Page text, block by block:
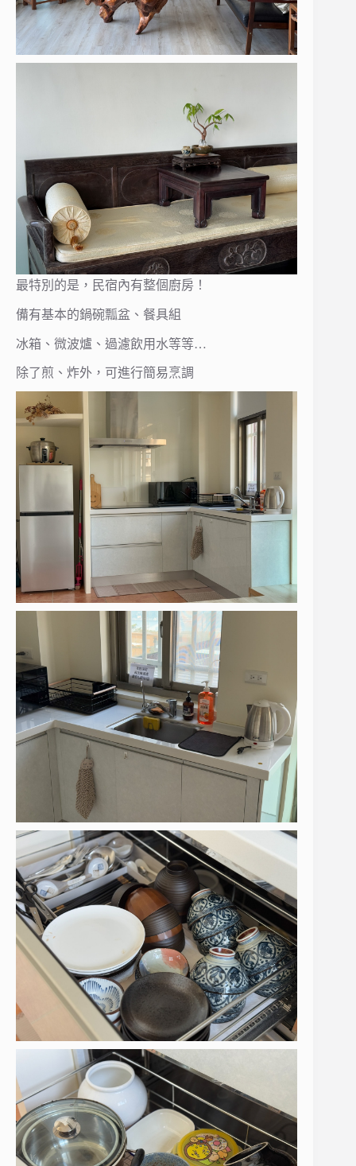
最特別的是，民宿內有整個廚房！
備有基本的鍋碗瓢盆、餐具組
冰箱、微波爐、過濾飲用水等等…
除了煎、炸外，可進行簡易烹調